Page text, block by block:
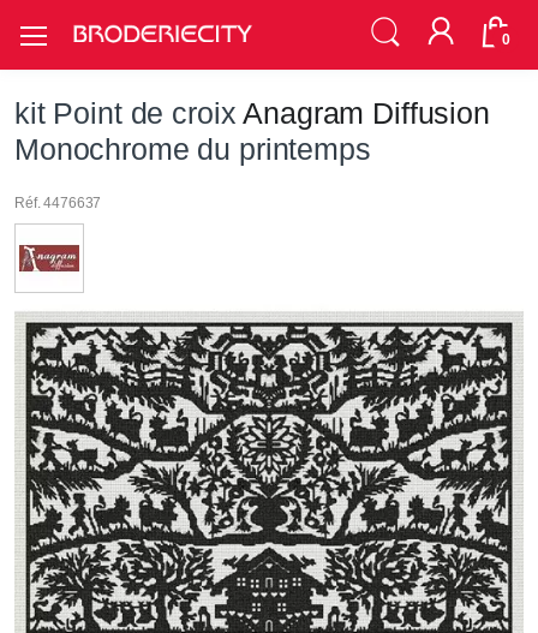
0
kit Point de croixAnagram Diffusion
Monochrome du printemps
Réf. 4476637